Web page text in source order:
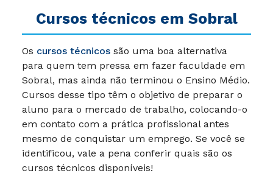
Cursos técnicos em Sobral
Os cursos técnicos são uma boa alternativa
para quem tem pressa em fazer faculdade em
Sobral, mas ainda não terminou o Ensino Médio.
Cursos desse tipo têm o objetivo de preparar o
aluno para o mercado de trabalho, colocando-o
em contato com a prática profissional antes
mesmo de conquistar um emprego. Se você se
identificou, vale a pena conferir quais são os
cursos técnicos disponíveis!